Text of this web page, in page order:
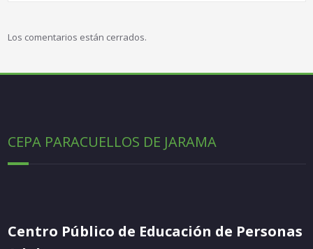
Los comentarios están cerrados.
CEPA PARACUELLOS DE JARAMA
Centro Público de Educación de Personas